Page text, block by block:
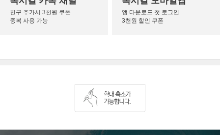
친구 추가시 3천원 쿠폰
중복 사용 가능
앱 다운로드 첫 로그인
3천원 할인 쿠폰